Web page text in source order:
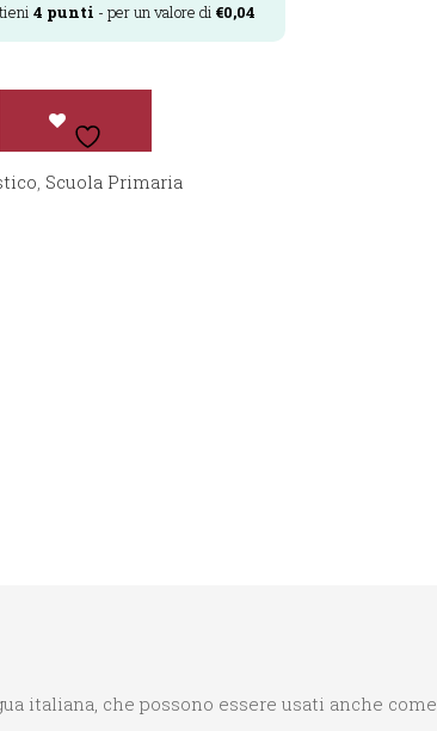
4 punti - per un valore di €0,04
, Scuola Primaria
italiana, che possono essere usati anche come